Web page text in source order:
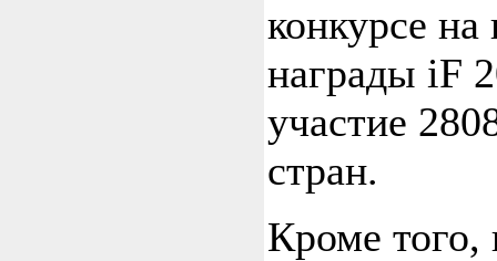
конкурсе на
награды iF
участие
стран.
Кроме того,